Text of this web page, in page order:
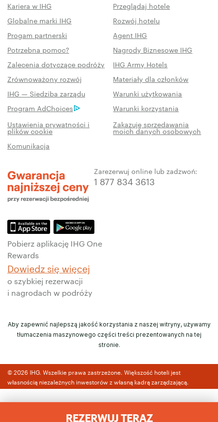
REZERWUJ TERAZ
Kariera w IHG
Przeglądaj hotele
Globalne marki IHG
Rozwój hotelu
Progam partnerski
Agent IHG
Potrzebna pomoc?
Nagrody Biznesowe IHG
Zalecenia dotyczące podróży
IHG Army Hotels
Zrównoważony rozwój
Materiały dla członków
IHG — Siedziba zarządu
Warunki użytkowania
Program AdChoices
Warunki korzystania
Ustawienia prywatności i
plików cookie
Zakazuję sprzedawania
moich danych osobowych
Komunikacja
Zarezerwuj online lub zadzwoń:
1 877 834 3613
Pobierz aplikację IHG One
Rewards
Dowiedz się więcej
o szybkiej rezerwacji
i nagrodach w podróży
Aby zapewnić najlepszą jakość korzystania z naszej witryny, używamy
tłumaczenia maszynowego części treści prezentowanych na tej
stronie.
© 2026 IHG. Wszelkie prawa zastrzeżone. Większość hoteli jest
własnością niezależnych inwestorów z własną kadrą zarządzającą.